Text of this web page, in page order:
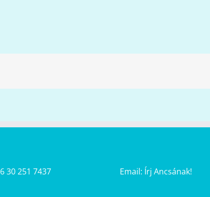
30 251 7437 Email: Írj Ancsának!